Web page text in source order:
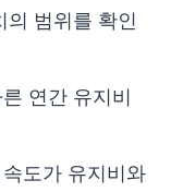
의 범위를 확인
연간 유지비
도가 유지비와